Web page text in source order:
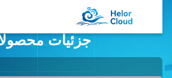
جزئیات